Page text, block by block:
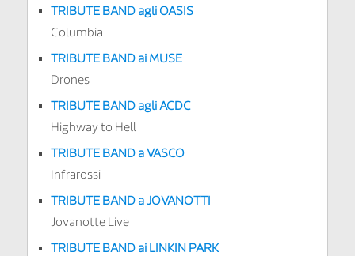
TRIBUTE BAND agli OASIS
Columbia
TRIBUTE BAND ai MUSE
Drones
TRIBUTE BAND agli ACDC
Highway to Hell
TRIBUTE BAND a VASCO
Infrarossi
TRIBUTE BAND a JOVANOTTI
Jovanotte Live
TRIBUTE BAND ai LINKIN PARK